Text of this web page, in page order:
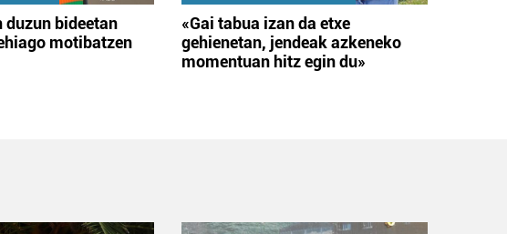
duzun bideetan
motibatzen
«Gai tabua izan da etxe
gehienetan, jendeak azkeneko
momentuan hitz egin du»